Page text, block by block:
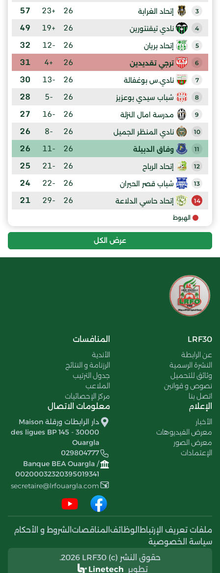
3 إتحاد الغرابة 26
+23
57
4 نادي تيقنتورين 26
+19
49
5 إتحاد بريان 26
-12
32
6 ترجي تقديدين 26
+4
31
7 نادي.س بوغفالة 26
-13
30
8 شباب سيدي بوعزيز 26
-5
28
9 مدرسة امال النزلة 26
-16
27
10 نادي المنظر الجميل 26
-8
26
11 وفاق الدبيلة 26
-11
26
12 إتحاد الرباح 26
-21
25
13 شباب قصر الحيران 26
-22
24
14 إتحاد حاسي الدلاعة 26
-29
21
الهبوط
عرض الكل
LRF30
عن الرابطة
النشرة الرسمية
وثائق للتحميل
نصوص و قوانين
اتصل بنا
المنافسات
الأندية
الرزنامة و النتائج
جدول الترتيب
الملاعب
مركز الإحصائيات
الإعلام
الأخبار
معرض الفيديوهات
معرض الصور
الإعتمادات
معلومات الاتصال
دار الرابطات ورقلة Maison
des ligues BP 145 - 30000
Ouargla
029804777
Banque BEA Ouargla /
00200032320395019341
secretaire@lrfouargla.com
ملفات تعريف الإرتباط الوظائف المناقصات الشروط و الأحكام
سياسة الخصوصية
حقوق النشر (c) 2026 LRF30.
تطوير Linetech